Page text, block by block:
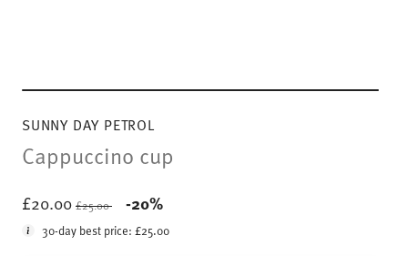
SUNNY DAY PETROL
Cappuccino cup
£20.00 Price reduced from
£25.00 -20%
30-day best price:£25.00